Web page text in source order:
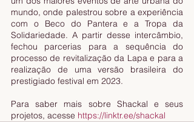
mundo, onde palestrou sobre a experiência
com o Beco do Pantera e a Tropa da
Solidariedade. A partir desse intercâmbio,
fechou parcerias para a sequência do
processo de revitalização da Lapa e para a
realização de uma versão brasileira do
prestigiado festival em 2023.
Para saber mais sobre Shackal e seus
projetos, acesse https://linktr.ee/shackal